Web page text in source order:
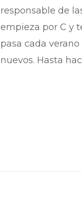
responsable de
empieza por C y
pasa cada
nuevos. Hasta